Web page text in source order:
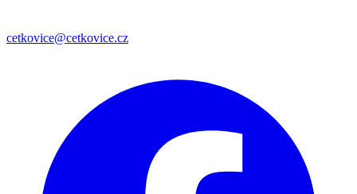
cetkovice@cetkovice.cz